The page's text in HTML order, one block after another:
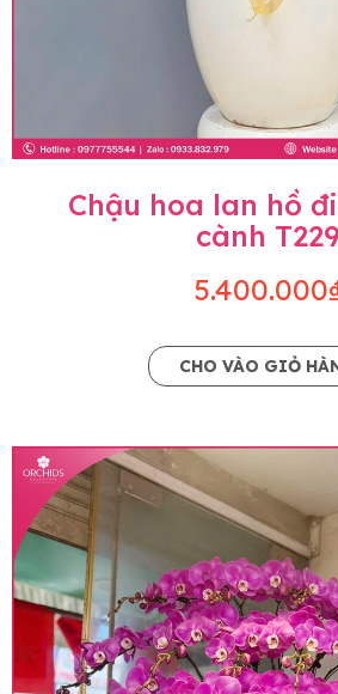
Chậu hoa lan hồ
cành T229
CHO VÀO GIỎ